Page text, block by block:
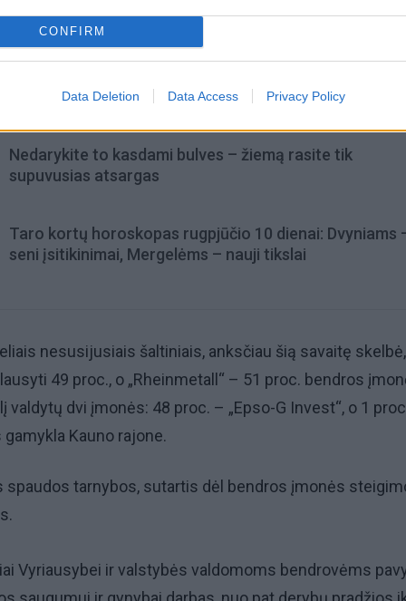
CONFIRM
Data Deletion Data Access Privacy Policy
Nedarykite to kasdami bulves – žiemą rasite tik
supuvusias atsargas
Taro kortų horoskopas rugpjūčio 10 dienai: Dvyniams
seni įsitikinimai, Mergelėms – nauji tikslai
nesusijusiais šaltiniais, anksčiau šią savaitę
49 proc., o „Rheinmetall“ – 51 proc. bendros
valdytų dvi įmonės: 48 proc. – „Epso-G Invest“, o 1
Kauno rajone.
spaudos tarnybos, sutartis dėl bendros įmonės
Vyriausybei ir valstybės valdomoms bendrovėms